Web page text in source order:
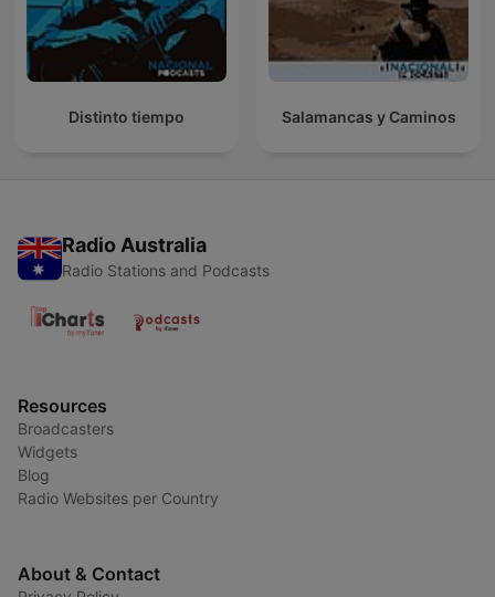
Distinto tiempo Salamancas y Caminos
Radio Australia
Radio Stations and Podcasts
Resources
Broadcasters
Widgets
Blog
Radio Websites per Country
About & Contact